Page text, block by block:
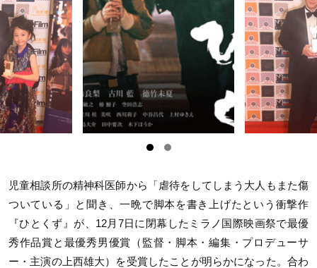
児童相談所の精神科医師から「虐待をしてしまう大人もまた傷
ついている」と聞き、一晩で脚本を書き上げたという衝撃作
『ひとくず』が、12月7日に閉幕したミラノ国際映画祭で最優
秀作品賞と最優秀男優賞（監督・脚本・編集・プロデューサ
ー・主演の上西雄大）を受賞したことが明らかになった。合わ